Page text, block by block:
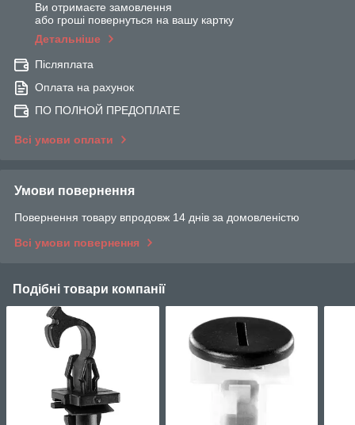
Ви отримаєте замовлення
або гроші повернуться на вашу картку
Детальніше
Післяплата
Оплата на рахунок
ПО ПОЛНОЙ ПРЕДОПЛАТЕ
Всі умови оплати
Умови повернення
Повернення товару впродовж 14 днів за домовленістю
Всі умови повернення
Подібні товари компанії